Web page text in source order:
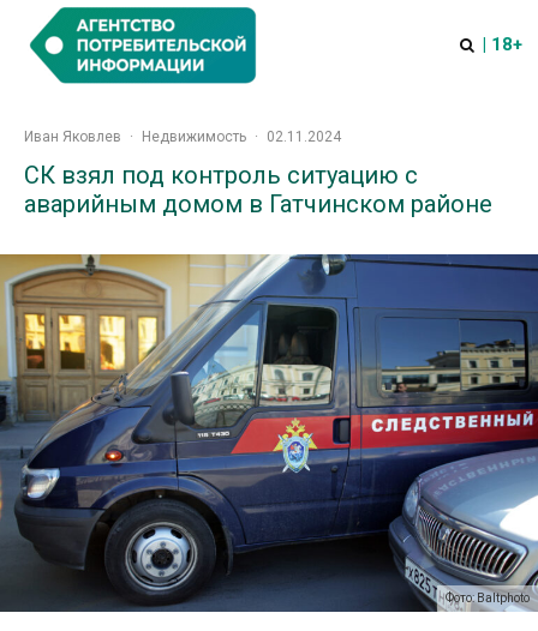
| 18+
Иван Яковлев · Недвижимость · 02.11.2024
СК взял под контроль ситуацию с
аварийным домом в Гатчинском районе
Фото: Baltphoto